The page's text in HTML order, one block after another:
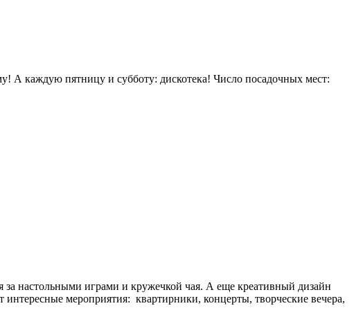
А каждую пятницу и субботу: дискотека! Число посадочных мест:
за настольными играми и кружечкой чая. А еще креативный дизайн
мероприятия: квартирники, концерты, творческие вечера,